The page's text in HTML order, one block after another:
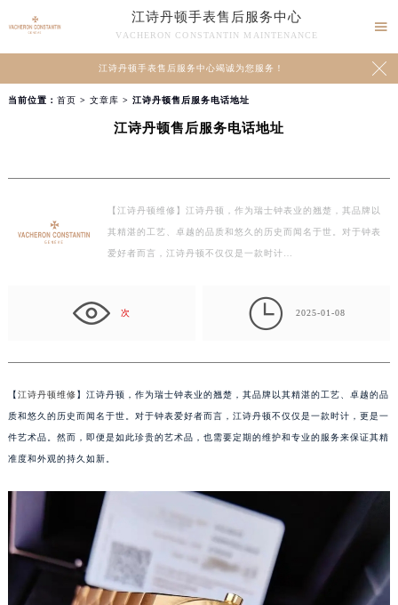
江诗丹顿手表售后服务中心
VACHERON CONSTANTIN MAINTENANCE

江诗丹顿手表售后服务中心竭诚为您服务！ 
当前位置： 首页 > 文章库 > 江诗丹顿售后服务电话地址
江诗丹顿售后服务电话地址
【江诗丹顿维修】江诗丹顿，作为瑞士钟表业的翘楚，其品牌以
其精湛的工艺、卓越的品质和悠久的历史而闻名于世。对于钟表
爱好者而言，江诗丹顿不仅仅是一款时计…
次  2025-01-08
【江诗丹顿维修】江诗丹顿，作为瑞士钟表业的翘楚，其品牌以其精湛的工艺、卓越的品
质和悠久的历史而闻名于世。对于钟表爱好者而言，江诗丹顿不仅仅是一款时计，更是一
件艺术品。然而，即便是如此珍贵的艺术品，也需要定期的维护和专业的服务来保证其精
准度和外观的持久如新。